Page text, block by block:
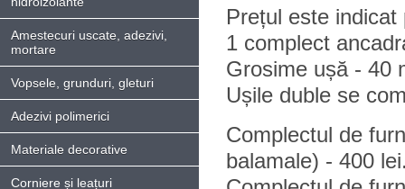
Amestecuri uscate, adezivi,
mortare
Vopsele, grunduri, gleturi
Adezivi polimerici
Materiale decorative
Corniere și leațuri
Prețul este
1 complect
Grosime ușă - 40
Ușile duble se
Complectul de
balamale) - 400